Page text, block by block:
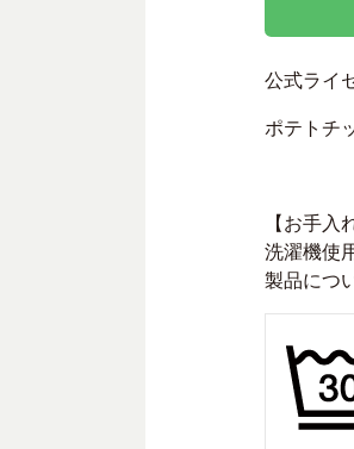
公式ライ
ポテトチ
【お手入
洗濯機使
製品につ